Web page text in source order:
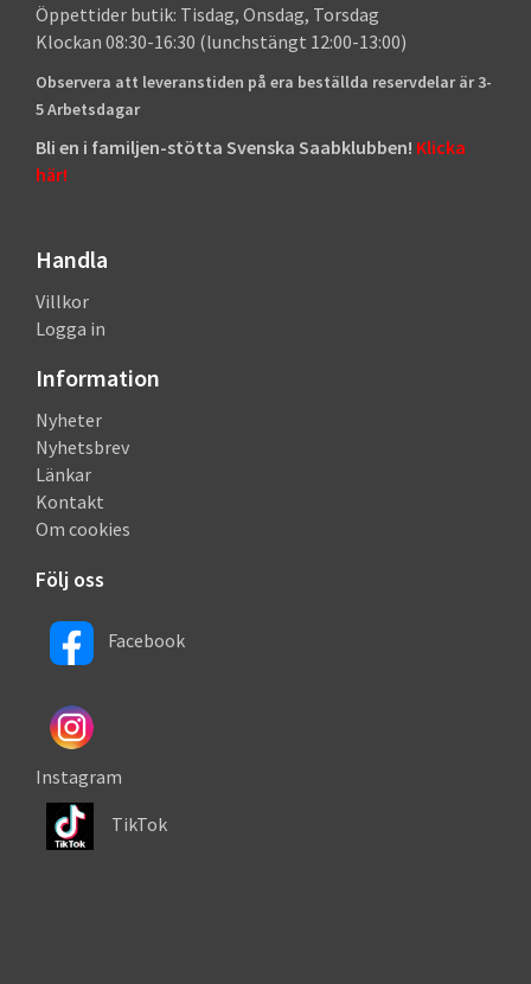
Öppettider butik: Tisdag, Onsdag, Torsdag
Klockan 08:30-16:30 (lunchstängt 12:00-13:00)
Observera att leveranstiden på era beställda reservdelar är 3-
5 Arbetsdagar
Bli en i familjen-stötta Svenska Saabklubben! Klicka
här!
Handla
Villkor
Logga in
Information
Nyheter
Nyhetsbrev
Länkar
Kontakt
Om cookies
Följ oss
Facebook
Instagram
TikTok